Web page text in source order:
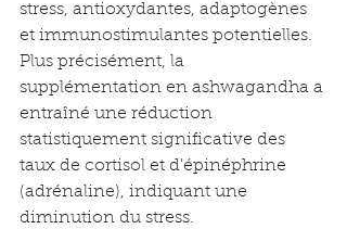
stress, antioxydantes, adaptogènes
et immunostimulantes potentielles.
Plus précisément, la
supplémentation en ashwagandha a
entraîné une réduction
statistiquement significative des
taux de cortisol et d'épinéphrine
(adrénaline), indiquant une
diminution du stress.